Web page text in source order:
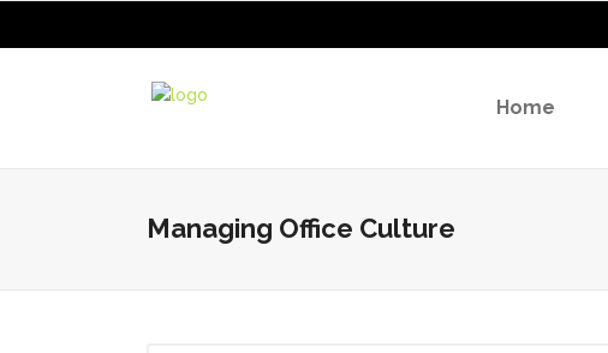
Home
Managing Office Culture